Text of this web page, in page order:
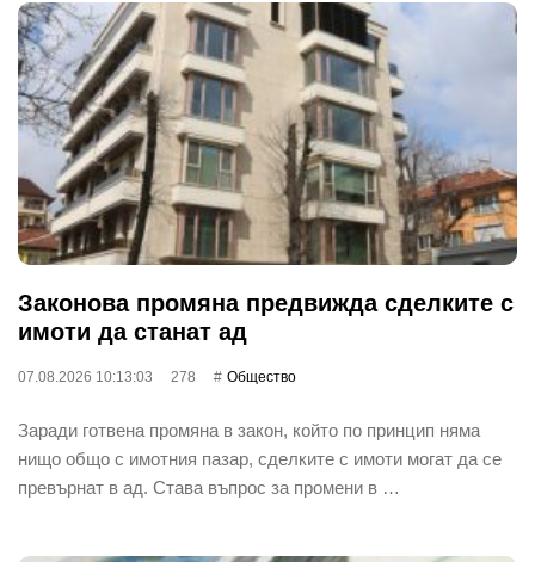
Законова промяна предвижда сделките с
имоти да станат ад
07.08.2026 10:13:03 278 Общество
Заради готвена промяна в закон, който по принцип няма
нищо общо с имотния пазар, сделките с имоти могат да се
превърнат в ад. Става въпрос за промени в …